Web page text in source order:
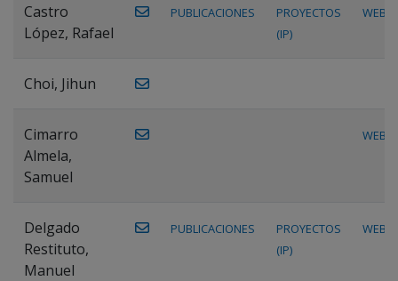
Castro
López, Rafael
PUBLICACIONES
PROYECTOS
(IP)
WEB
Choi, Jihun
Cimarro
Almela,
Samuel
WEB
Delgado
Restituto,
Manuel
PUBLICACIONES
PROYECTOS
(IP)
WEB